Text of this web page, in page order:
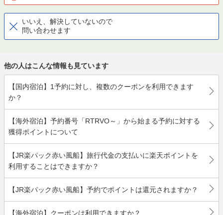
いいえ、解決していないので
問い合わせます
他の人はこんな情報も見ています
【国内宿泊】1予約に対し、複数のクーポンを利用できます
か？
【海外宿泊】予約番号「RTRVO～」から始まる予約に対する
獲得ポイントについて
【JR楽パック赤い風船】旅行代金の支払いに楽天ポイントを
利用することはできますか？
【JR楽パック赤い風船】予約でポイントは還元されますか？
【海外宿泊】クーポンは利用できますか？